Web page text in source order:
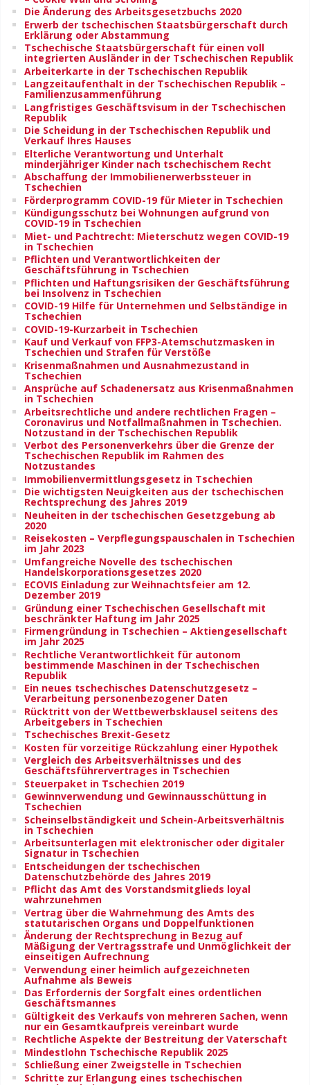
Die Änderung des Arbeitsgesetzbuchs 2020
Erwerb der tschechischen Staatsbürgerschaft durch
Erklärung oder Abstammung
Tschechische Staatsbürgerschaft für einen voll
integrierten Ausländer in der Tschechischen Republik
Arbeiterkarte in der Tschechischen Republik
Langzeitaufenthalt in der Tschechischen Republik –
Familienzusammenführung
Langfristiges Geschäftsvisum in der Tschechischen
Republik
Die Scheidung in der Tschechischen Republik und
Verkauf Ihres Hauses
Elterliche Verantwortung und Unterhalt
minderjähriger Kinder nach tschechischem Recht
Abschaffung der Immobilienerwerbssteuer in
Tschechien
Förderprogramm COVID-19 für Mieter in Tschechien
Kündigungsschutz bei Wohnungen aufgrund von
COVID-19 in Tschechien
Miet- und Pachtrecht: Mieterschutz wegen COVID-19
in Tschechien
Pflichten und Verantwortlichkeiten der
Geschäftsführung in Tschechien
Pflichten und Haftungsrisiken der Geschäftsführung
bei Insolvenz in Tschechien
COVID-19 Hilfe für Unternehmen und Selbständige in
Tschechien
COVID-19-Kurzarbeit in Tschechien
Kauf und Verkauf von FFP3-Atemschutzmasken in
Tschechien und Strafen für Verstöße
Krisenmaßnahmen und Ausnahmezustand in
Tschechien
Ansprüche auf Schadenersatz aus Krisenmaßnahmen
in Tschechien
Arbeitsrechtliche und andere rechtlichen Fragen –
Coronavirus und Notfallmaßnahmen in Tschechien.
Notzustand in der Tschechischen Republik
Verbot des Personenverkehrs über die Grenze der
Tschechischen Republik im Rahmen des
Notzustandes
Immobilienvermittlungsgesetz in Tschechien
Die wichtigsten Neuigkeiten aus der tschechischen
Rechtsprechung des Jahres 2019
Neuheiten in der tschechischen Gesetzgebung ab
2020
Reisekosten – Verpflegungspauschalen in Tschechien
im Jahr 2023
Umfangreiche Novelle des tschechischen
Handelskorporationsgesetzes 2020
ECOVIS Einladung zur Weihnachtsfeier am 12.
Dezember 2019
Gründung einer Tschechischen Gesellschaft mit
beschränkter Haftung im Jahr 2025
Firmengründung in Tschechien – Aktiengesellschaft
im Jahr 2025
Rechtliche Verantwortlichkeit für autonom
bestimmende Maschinen in der Tschechischen
Republik
Ein neues tschechisches Datenschutzgesetz –
Verarbeitung personenbezogener Daten
Rücktritt von der Wettbewerbsklausel seitens des
Arbeitgebers in Tschechien
Tschechisches Brexit-Gesetz
Kosten für vorzeitige Rückzahlung einer Hypothek
Vergleich des Arbeitsverhältnisses und des
Geschäftsführervertrages in Tschechien
Steuerpaket in Tschechien 2019
Gewinnverwendung und Gewinnausschüttung in
Tschechien
Scheinselbständigkeit und Schein-Arbeitsverhältnis
in Tschechien
Arbeitsunterlagen mit elektronischer oder digitaler
Signatur in Tschechien
Entscheidungen der tschechischen
Datenschutzbehörde des Jahres 2019
Pflicht das Amt des Vorstandsmitglieds loyal
wahrzunehmen
Vertrag über die Wahrnehmung des Amts des
statutarischen Organs und Doppelfunktionen
Änderung der Rechtsprechung in Bezug auf
Mäßigung der Vertragsstrafe und Unmöglichkeit der
einseitigen Aufrechnung
Verwendung einer heimlich aufgezeichneten
Aufnahme als Beweis
Das Erfordernis der Sorgfalt eines ordentlichen
Geschäftsmannes
Gültigkeit des Verkaufs von mehreren Sachen, wenn
nur ein Gesamtkaufpreis vereinbart wurde
Rechtliche Aspekte der Bestreitung der Vaterschaft
Mindestlohn Tschechische Republik 2025
Schließung einer Zweigstelle in Tschechien
Schritte zur Erlangung eines tschechischen